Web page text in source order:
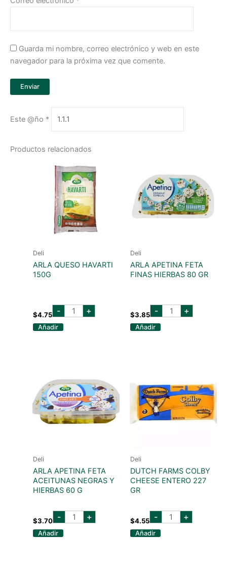
Guarda mi nombre, correo electrónico y web en este
navegador para la próxima vez que comente.
Este @ño *
Productos relacionados
Deli
ARLA QUESO HAVARTI
150G
$4.75 - ARLA
QUESO
+
Añadir
Deli
ARLA APETINA FETA
FINAS HIERBAS 80 GR
$3.85 - ARLA
APETINA
+
Añadir
Deli
ARLA APETINA FETA
ACEITUNAS NEGRAS Y
HIERBAS 60 G
$3.70 - ARLA
APETINA
+
Añadir
Deli
DUTCH FARMS COLBY
CHEESE ENTERO 227
GR
$4.55 - DUTCH
FARMS+
Añadir